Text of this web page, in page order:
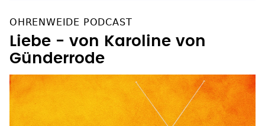
OHRENWEIDE PODCAST
Liebe - von Karoline von
Günderrode